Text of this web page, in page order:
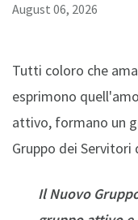
August 06, 2026
Tutti coloro che
esprimono
attivo, formano un
Gruppo dei Servitori
Il Nuovo